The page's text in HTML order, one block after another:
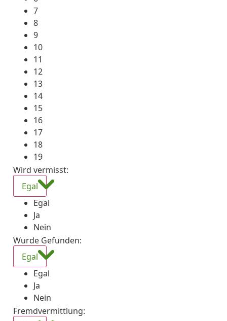
7
8
9
10
11
12
13
14
15
16
17
18
19
Wird vermisst:
Egal
Egal
Ja
Nein
Wurde Gefunden:
Egal
Egal
Ja
Nein
Fremdvermittlung: